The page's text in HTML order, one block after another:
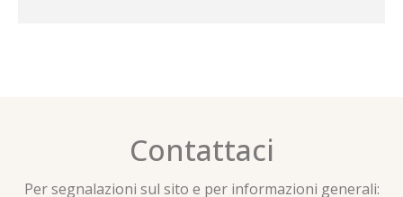
Contattaci
Per segnalazioni sul sito e per informazioni generali: